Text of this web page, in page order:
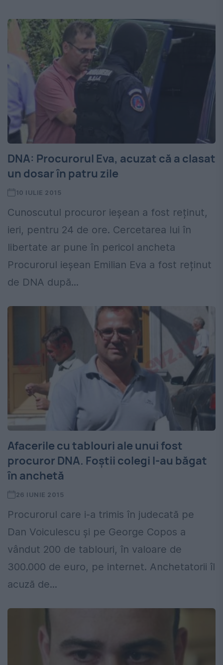
DNA: Procurorul Eva, acuzat că a clasat
un dosar în patru zile
10 IULIE 2015
Cunoscutul procuror ieșean a fost reținut,
ieri, pentru 24 de ore. Cercetarea lui în
libertate ar pune în pericol ancheta
Procurorul ieșean Emilian Eva a fost reținut
de DNA după...
Afacerile cu tablouri ale unui fost
procuror DNA. Foștii colegi l-au băgat
în anchetă
26 IUNIE 2015
Procurorul care i-a trimis în judecată pe
Dan Voiculescu și pe George Copos a
vândut 200 de tablouri, în valoare de
300.000 de euro, pe internet. Anchetatorii îl
acuză de...